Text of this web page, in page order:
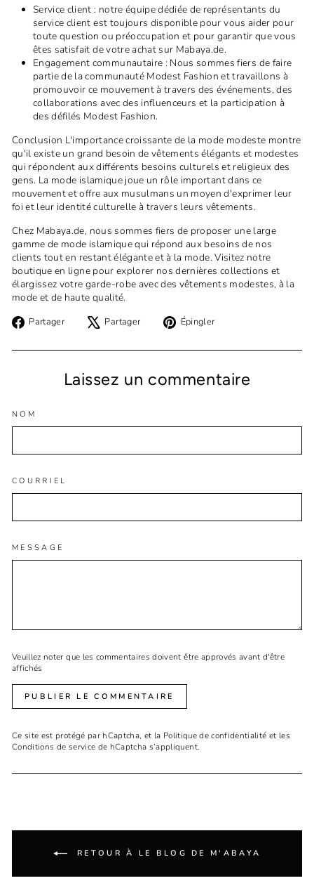
Service client : notre équipe dédiée de représentants du
service client est toujours disponible pour vous aider pour
toute question ou préoccupation et pour garantir que vous
êtes satisfait de votre achat sur Mabaya.de.
Engagement communautaire : Nous sommes fiers de faire
partie de la communauté Modest Fashion et travaillons à
promouvoir ce mouvement à travers des événements, des
collaborations avec des influenceurs et la participation à
des défilés Modest Fashion.
Conclusion L'importance croissante de la mode modeste montre
qu'il existe un grand besoin de vêtements élégants et modestes
qui répondent aux différents besoins culturels et religieux des
gens. La mode islamique joue un rôle important dans ce
mouvement et offre aux musulmans un moyen d'exprimer leur
foi et leur identité culturelle à travers leurs vêtements.
Chez Mabaya.de, nous sommes fiers de proposer une large
gamme de mode islamique qui répond aux besoins de nos
clients tout en restant élégante et à la mode. Visitez notre
boutique en ligne pour explorer nos dernières collections et
élargissez votre garde-robe avec des vêtements modestes, à la
mode et de haute qualité.
Partager
Partager
Facebook
Partager
Tweeter
X
Épingler
Pinterest
Laissez un commentaire
NOM
COURRIEL
MESSAGE
Veuillez noter que les commentaires doivent être approvés avant d'être
affichés
PUBLIER LE COMMENTAIRE
Ce site est protégé par hCaptcha, et la Politique de confidentialité et les
Conditions de service de hCaptcha s’appliquent.
RETOUR À LE BLOG DE M'ABAYA